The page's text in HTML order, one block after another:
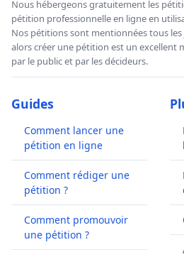
Nous hébergeons gratuitement les
pétition professionnelle en ligne en
Nos pétitions sont mentionnées tous
alors créer une pétition est un excellent
par le public et par les décideurs.
Guides
Comment lancer une
pétition en ligne
Comment rédiger une
pétition ?
Comment promouvoir
une pétition ?